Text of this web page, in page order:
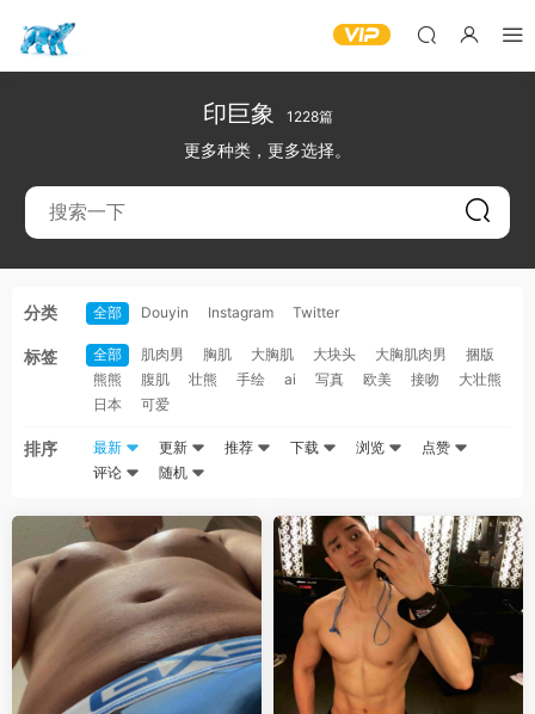
印巨象 1228篇
更多种类，更多选择。
分类 全部 Douyin Instagram Twitter
标签 全部 肌肉男 胸肌 大胸肌 大块头 大胸肌肉男
捆版
熊熊
腹肌 壮熊 手绘 ai 写真 欧美 接吻
大壮熊
日本
可爱
排序 最新 更新 推荐 下载 浏览
点赞
评论
随机